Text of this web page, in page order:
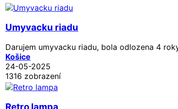
Umyvacku riadu
Darujem umyvacku riadu, bola odlozena 4
Košice
24-05-2025
1316 zobrazení